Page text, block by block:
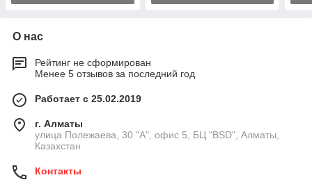
О нас
Рейтинг не сформирован
Менее 5 отзывов за последний год
Работает с 25.02.2019
г. Алматы
улица Полежаева, 30 "А", офис 5, БЦ "BSD", Алматы,
Казахстан
Контакты